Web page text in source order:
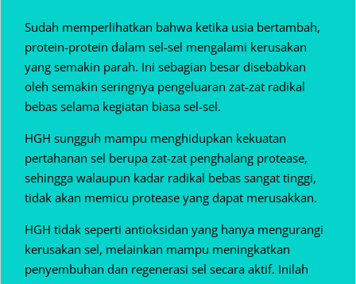
Sudah memperlihatkan bahwa ketika usia bertambah,
protein-protein dalam sel-sel mengalami kerusakan
yang semakin parah. Ini sebagian besar disebabkan
oleh semakin seringnya pengeluaran zat-zat radikal
bebas selama kegiatan biasa sel-sel.
HGH sungguh mampu menghidupkan kekuatan
pertahanan sel berupa zat-zat penghalang protease,
sehingga walaupun kadar radikal bebas sangat tinggi,
tidak akan memicu protease yang dapat merusakkan.
HGH tidak seperti antioksidan yang hanya mengurangi
kerusakan sel, melainkan mampu meningkatkan
penyembuhan dan regenerasi sel secara aktif. Inilah